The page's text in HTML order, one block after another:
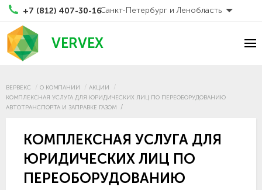
+7 (812) 407-30-16Санкт-Петербург и Ленобласть
VERVEX
ВЕРВЕКС О КОМПАНИИ
АКЦИИ
КОМПЛЕКСНАЯ УСЛУГА ДЛЯ ЮРИДИЧЕСКИХ ЛИЦ ПО ПЕРЕОБОРУДОВАНИЮ
АВТОТРАНСПОРТА И ЗАПРАВКЕ ГАЗОМ
КОМПЛЕКСНАЯ УСЛУГА ДЛЯ
ЮРИДИЧЕСКИХ ЛИЦ ПО
ПЕРЕОБОРУДОВАНИЮ